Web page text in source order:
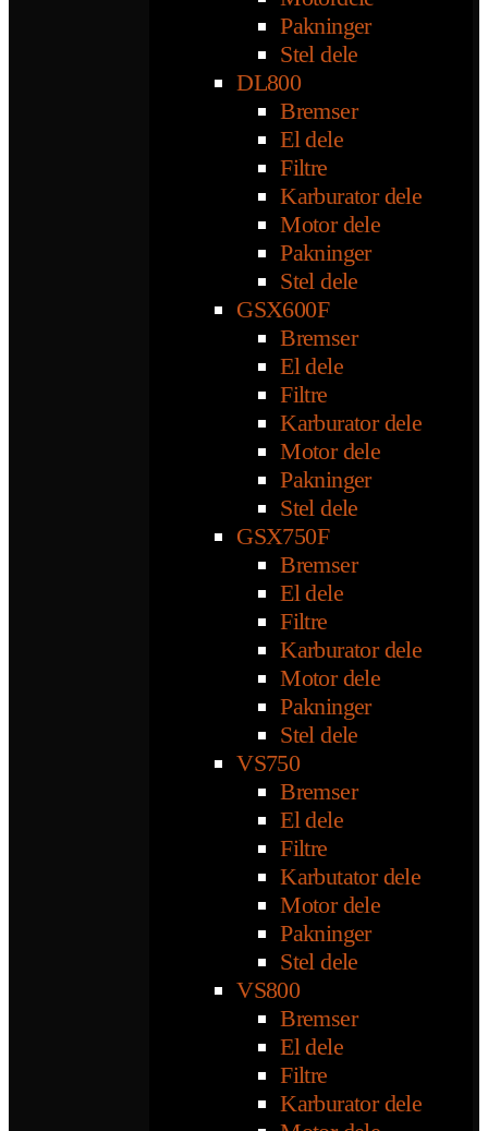
Pakninger
Stel dele
DL800
Bremser
El dele
Filtre
Karburator dele
Motor dele
Pakninger
Stel dele
GSX600F
Bremser
El dele
Filtre
Karburator dele
Motor dele
Pakninger
Stel dele
GSX750F
Bremser
El dele
Filtre
Karburator dele
Motor dele
Pakninger
Stel dele
VS750
Bremser
El dele
Filtre
Karbutator dele
Motor dele
Pakninger
Stel dele
VS800
Bremser
El dele
Filtre
Karburator dele